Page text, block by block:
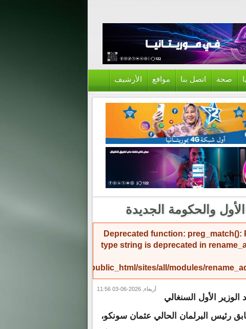
صحة اتصل بنا مواقع الأرشيف
والحكومة الجديدة
Deprecated function: preg_match():
type string is deprecated in
/home/amicinf1/public_html/sites/all/modules/
أربعاء, 2026-06-03 11:56
الوزير الأول السنغالي
رئيس البرلمان الحالي عثمان سونكو،